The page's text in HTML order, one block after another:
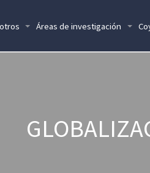
Áreas de investigación